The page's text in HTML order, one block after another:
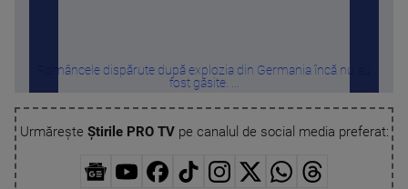
Româncele dispărute după explozia din Germania încă nu au
fost găsite. ...
Urmărește Știrile PRO TVpe canalul de social media preferat: